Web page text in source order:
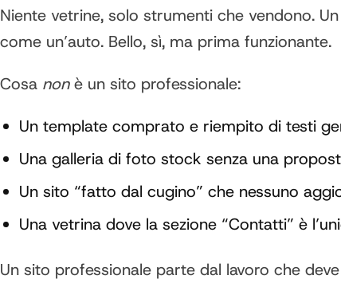
Niente vetrine, solo strumenti che vendono.
come un’auto. Bello, sì, ma prima funzionante.
Cosa nonè un sito professionale:
Un template comprato e riempito di testi
Una galleria di foto stock senza una
Un sito “fatto dal cugino” che nessuno
Una vetrina dove la sezione “Contatti” è
Un sito professionale parte dal lavoro che